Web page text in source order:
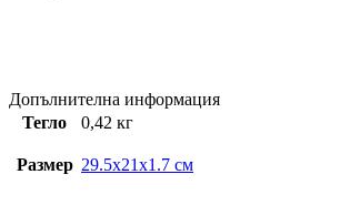
Допълнителна информация
Тегло
0,42 кг
Размер 29.5x21x1.7 см